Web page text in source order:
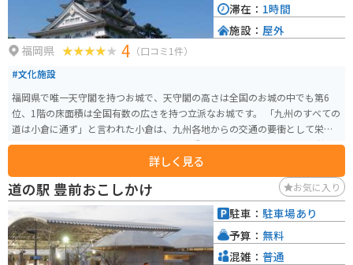
福岡県 4 （口コミ1件）
#文化施設
福岡県で唯一天守閣を持つお城で、天守閣の高さは全国のお城の中でも第6
位、1階の床面積は全国有数の広さを持つ立派なお城です。 「九州のすべての
道は小倉に通ず」と言われた小倉は、九州各地からの交通の要衝として栄
え、また九州各地を監視する役目を担った重要な拠点でもありました。 桜の
名所としても有名で、春には多くの花見客で賑わいます。また、全国でも珍
しいお城と鳥居を一緒に写せる写真スポットとしても注目を集めています。
詳しく見る
滞在： 1時間
施設： 屋外
道の駅 豊前おこしかけ お気に入り
駐車： 駐車場あり
予算： 無料
混雑： 普通